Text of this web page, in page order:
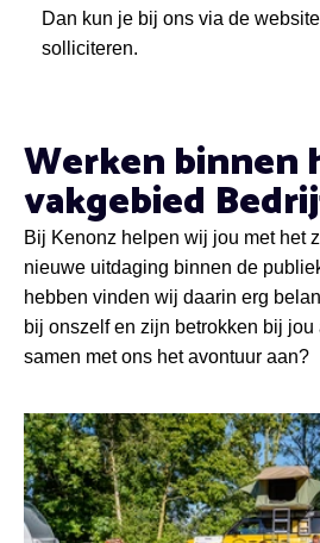
Dan kun je bij ons via de
solliciteren.
Werken binnen
vakgebied
Bij Kenonz helpen wij jou met het
nieuwe uitdaging binnen de
hebben vinden wij daarin erg
bij onszelf en zijn betrokken bij
samen met ons het avontuur aan?